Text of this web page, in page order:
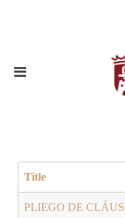
Title
PLIEGO DE